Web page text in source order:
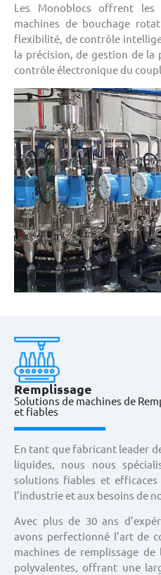
Les Monoblocs offrent les
machines de bouchage
flexibilité, de contrôle
la précision, de gestion de
contrôle électronique du
Remplissage
Solutions de machines de
et fiables
En tant que fabricant leader
liquides, nous nous
solutions fiables et
l’industrie et aux besoins de
Avec plus de 30 ans
avons perfectionné l’art de
machines de remplissage
polyvalentes, offrant une